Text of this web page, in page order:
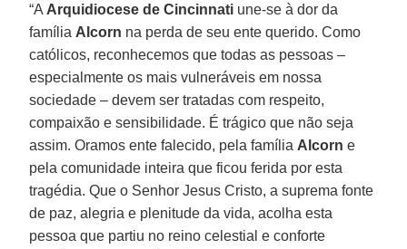
“A Arquidiocese de Cincinnati une-se à dor da
família Alcorn na perda de seu ente querido. Como
católicos, reconhecemos que todas as pessoas –
especialmente os mais vulneráveis em nossa
sociedade – devem ser tratadas com respeito,
compaixão e sensibilidade. É trágico que não seja
assim. Oramos ente falecido, pela família Alcorn e
pela comunidade inteira que ficou ferida por esta
tragédia. Que o Senhor Jesus Cristo, a suprema fonte
de paz, alegria e plenitude da vida, acolha esta
pessoa que partiu no reino celestial e conforte